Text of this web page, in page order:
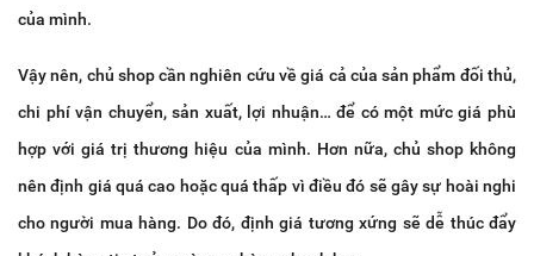
của mình.
Vậy nên, chủ shop cần nghiên cứu về giá cả của sản phẩm đối thủ,
chi phí vận chuyển, sản xuất, lợi nhuận… để có một mức giá phù
hợp với giá trị thương hiệu của mình. Hơn nữa, chủ shop không
nên định giá quá cao hoặc quá thấp vì điều đó sẽ gây sự hoài nghi
cho người mua hàng. Do đó, định giá tương xứng sẽ dễ thúc đẩy